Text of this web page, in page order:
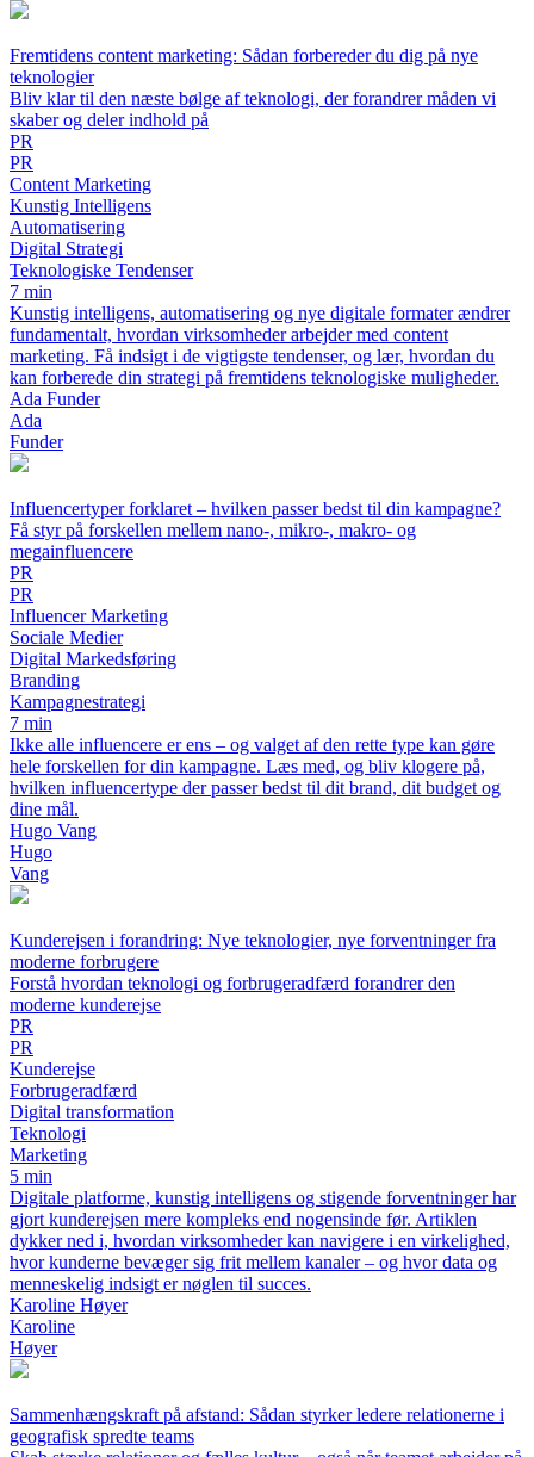
Fremtidens content marketing: Sådan forbereder du dig på nye
teknologier
Bliv klar til den næste bølge af teknologi, der forandrer måden vi
skaber og deler indhold på
PR
PR
Content Marketing
Kunstig Intelligens
Automatisering
Digital Strategi
Teknologiske Tendenser
7 min
Kunstig intelligens, automatisering og nye digitale formater ændrer
fundamentalt, hvordan virksomheder arbejder med content
marketing. Få indsigt i de vigtigste tendenser, og lær, hvordan du
kan forberede din strategi på fremtidens teknologiske muligheder.
Ada Funder
Ada
Funder
Influencertyper forklaret – hvilken passer bedst til din kampagne?
Få styr på forskellen mellem nano-, mikro-, makro- og
megainfluencere
PR
PR
Influencer Marketing
Sociale Medier
Digital Markedsføring
Branding
Kampagnestrategi
7 min
Ikke alle influencere er ens – og valget af den rette type kan gøre
hele forskellen for din kampagne. Læs med, og bliv klogere på,
hvilken influencertype der passer bedst til dit brand, dit budget og
dine mål.
Hugo Vang
Hugo
Vang
Kunderejsen i forandring: Nye teknologier, nye forventninger fra
moderne forbrugere
Forstå hvordan teknologi og forbrugeradfærd forandrer den
moderne kunderejse
PR
PR
Kunderejse
Forbrugeradfærd
Digital transformation
Teknologi
Marketing
5 min
Digitale platforme, kunstig intelligens og stigende forventninger har
gjort kunderejsen mere kompleks end nogensinde før. Artiklen
dykker ned i, hvordan virksomheder kan navigere i en virkelighed,
hvor kunderne bevæger sig frit mellem kanaler – og hvor data og
menneskelig indsigt er nøglen til succes.
Karoline Høyer
Karoline
Høyer
Sammenhængskraft på afstand: Sådan styrker ledere relationerne i
geografisk spredte teams